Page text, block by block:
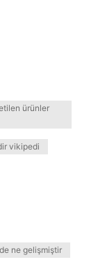
ürünler
vikipedi
ne gelişmiştir